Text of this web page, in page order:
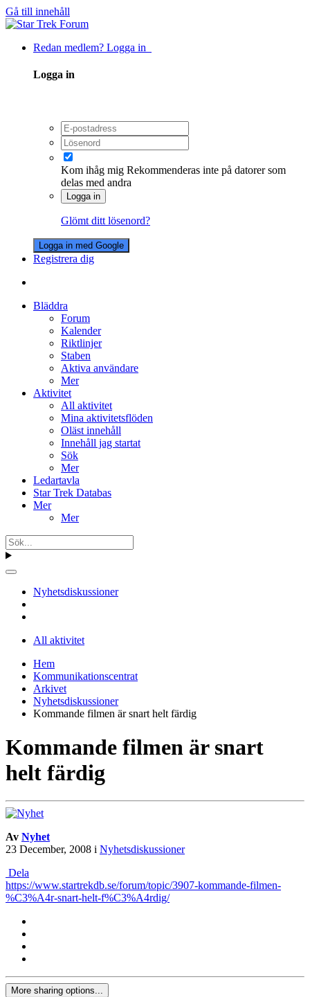
Gå till innehåll
Redan medlem? Logga in
Logga in
Kom ihåg mig Rekommenderas inte på datorer som
delas med andra
Logga in
Glömt ditt lösenord?
Logga in med Google
Registrera dig
Bläddra
Forum
Kalender
Riktlinjer
Staben
Aktiva användare
Mer
Aktivitet
All aktivitet
Mina aktivitetsflöden
Oläst innehåll
Innehåll jag startat
Sök
Mer
Ledartavla
Star Trek Databas
Mer
Mer
Nyhetsdiskussioner
All aktivitet
Hem
Kommunikationscentrat
Arkivet
Nyhetsdiskussioner
Kommande filmen är snart helt färdig
Kommande filmen är snart
helt färdig
Av Nyhet
23 December, 2008 i Nyhetsdiskussioner
Dela
https://www.startrekdb.se/forum/topic/3907-kommande-filmen-
%C3%A4r-snart-helt-f%C3%A4rdig/
More sharing options...